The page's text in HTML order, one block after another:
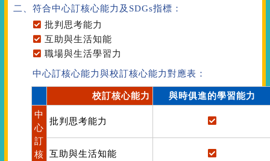
二、符合中心訂核心能力 及SDGs指標 ：
批判思考能力
互助與生活知能
職場與生活學習力
中心訂核心能力與校訂核心能力對應表：
校訂核心能力
與時俱進的學習能力
中
心
訂
核
批判思考能力
互助與生活知能